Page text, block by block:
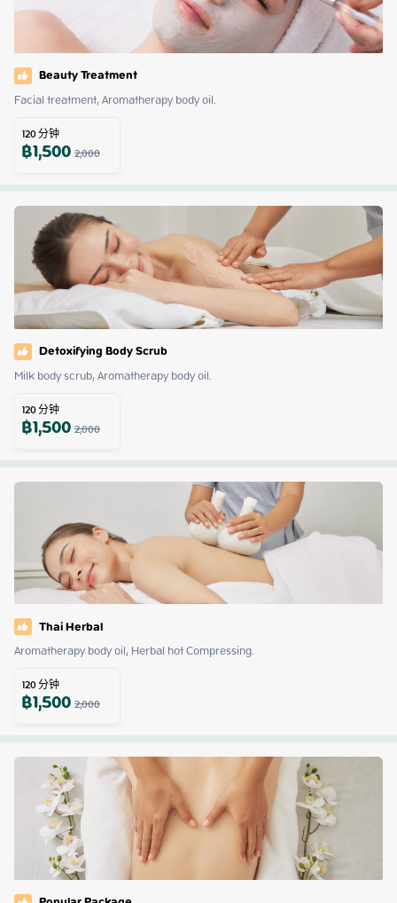
Beauty Treatment
Facial treatment, Aromatherapy body oil.
120分钟
฿1,5002,000
Detoxifying Body Scrub
Milk body scrub, Aromatherapy body oil.
120分钟
฿1,5002,000
Thai Herbal
Aromatherapy body oil, Herbal hot Compressing.
120分钟
฿1,5002,000